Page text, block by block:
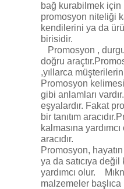
bağ kurabilmek için
promosyon niteliği
kendilerini ya da
birisidir.
Promosyon ,
doğru
,yıllarca
Promosyon
gibi anlamları
eşyalardır. Fakat
bir tanıtım
kalmasına
aracıdır.
Promosyon,
ya da satıcıya
yardımcı olur.
malzemeler